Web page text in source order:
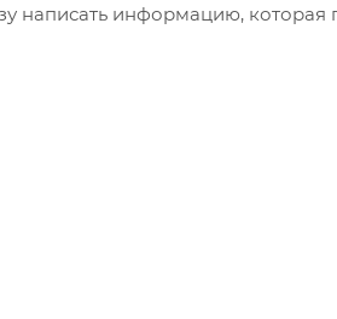
написать информацию,